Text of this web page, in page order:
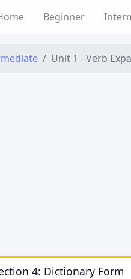
Beginner
Unit 1 - Verb
4: Dictionary Form